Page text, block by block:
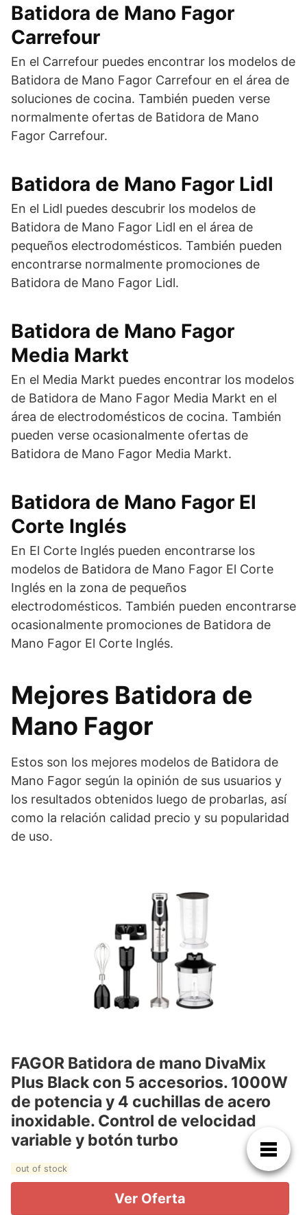
Batidora de Mano Fagor
Carrefour
En el Carrefour puedes encontrar los modelos de
Batidora de Mano Fagor Carrefour en el área de
soluciones de cocina. También pueden verse
normalmente ofertas de Batidora de Mano
Fagor Carrefour.
Batidora de Mano Fagor Lidl
En el Lidl puedes descubrir los modelos de
Batidora de Mano Fagor Lidl en el área de
pequeños electrodomésticos. También pueden
encontrarse normalmente promociones de
Batidora de Mano Fagor Lidl.
Batidora de Mano Fagor
Media Markt
En el Media Markt puedes encontrar los modelos
de Batidora de Mano Fagor Media Markt en el
área de electrodomésticos de cocina. También
pueden verse ocasionalmente ofertas de
Batidora de Mano Fagor Media Markt.
Batidora de Mano Fagor El
Corte Inglés
En El Corte Inglés pueden encontrarse los
modelos de Batidora de Mano Fagor El Corte
Inglés en la zona de pequeños
electrodomésticos. También pueden encontrarse
ocasionalmente promociones de Batidora de
Mano Fagor El Corte Inglés.
Mejores Batidora de
Mano Fagor
Estos son los mejores modelos de Batidora de
Mano Fagor según la opinión de sus usuarios y
los resultados obtenidos luego de probarlas, así
como la relación calidad precio y su popularidad
de uso.
FAGOR Batidora de mano DivaMix
Plus Black con 5 accesorios. 1000W
de potencia y 4 cuchillas de acero
inoxidable. Control de velocidad
variable y botón turbo
out of stock
Ver Oferta